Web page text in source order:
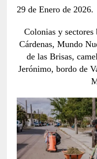
29 de Enero de 2026.
Colonias y sectores
Cárdenas, Mundo
de las Brisas,
Jerónimo, bordo de